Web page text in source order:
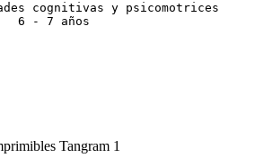
cognitivas y psicomotrices
6 - 7 años
Tangram 1